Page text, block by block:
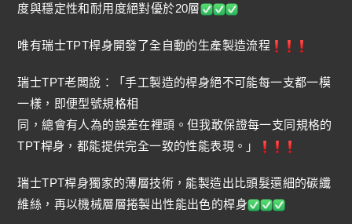
度與穩定性和耐用度絕對優於20層
唯有瑞士TPT桿身開發了全自動的生產製造流程
瑞士TPT老闆說：「手工製造的桿身絕不可能每一支都一模
一樣，即便型號規格相
同，總會有人為的誤差在裡頭。但我敢保證每一支同規格的
TPT桿身，都能提供完全一致的性能表現。」
瑞士TPT桿身獨家的薄層技術，能製造出比頭髮還細的碳纖
維絲，再以機械層層捲製出性能出色的桿身